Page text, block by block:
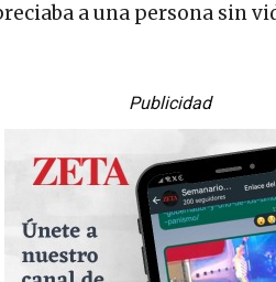
a una persona sin
Publicidad